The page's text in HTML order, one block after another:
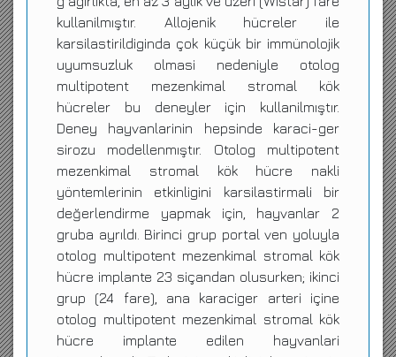
kullanilmıştır. Allojenik hücreler ile
karsilastirildiginda çok küçük bir immünolojik
uyumsuzluk olmasi nedeniyle otolog
multipotent mezenkimal stromal kök
hücreler bu deneyler için kullanilmıştır.
Deney hayvanlarinin hepsinde karaci-ger
sirozu modellenmıştır. Otolog multipotent
mezenkimal stromal kök hücre nakli
yöntemlerinin etkinligini karsilastirmali bir
değerlendirme yapmak için, hayvanlar 2
gruba ayrıldı. Birinci grup portal ven yoluyla
otolog multipotent mezenkimal stromal kök
hücre implante 23 siçandan olusurken; ikinci
grup (24 fare), ana karaciger arteri içine
otolog multipotent mezenkimal stromal kök
hücre implante edilen hayvanlari